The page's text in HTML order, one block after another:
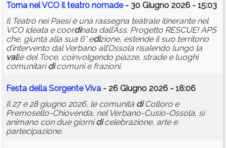
Torna nel VCO il teatro nomade- 30 Giugno 2026 - 15:03
Il Teatro nei Paesi è una rassegna teatrale itinerante nel
VCO ideata e coordinata dall’Ass. Progetto RESCUE! APS
che, giunta alla sua 6° edizione, estende il suo territorio
d’intervento dal Verbano all’Ossola risalendo lungo la
valle del Toce, coinvolgendo piazze, strade e luoghi
comunitaridicomuni e frazioni.
Festa della Sorgente Viva - 26 Giugno 2026 - 18:06
Il 27 e 28 giugno 2026, le comunità diColloro e
Premosello-Chiovenda, nel Verbano-Cusio-Ossola, si
animano con due giornidicelebrazione, arte e
partecipazione.